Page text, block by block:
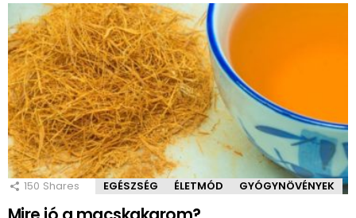
150 Shares EGÉSZSÉG ÉLETMÓD GYÓGYNÖVÉNYEK